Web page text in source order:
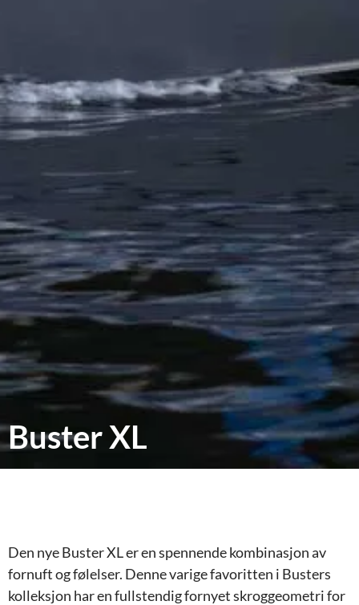
Buster XL
Den nye Buster XL er en spennende kombinasjon av
fornuft og følelser. Denne varige favoritten i Busters
kolleksjon har en fullstendig fornyet skroggeometri for